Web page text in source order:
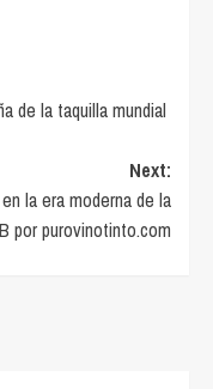
de la taquilla mundial
Next:
la era moderna de la
por purovinotinto.com